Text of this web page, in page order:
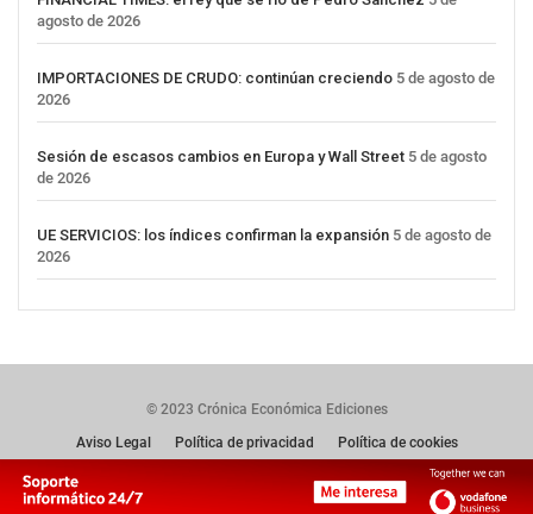
agosto de 2026
IMPORTACIONES DE CRUDO: continúan creciendo 5 de agosto de
2026
Sesión de escasos cambios en Europa y Wall Street 5 de agosto
de 2026
UE SERVICIOS: los índices confirman la expansión 5 de agosto de
2026
© 2023 Crónica Económica Ediciones
Aviso Legal
Política de privacidad Política de cookies